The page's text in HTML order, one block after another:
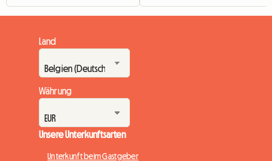
Land
Währung
Unsere Unterkunftsarten
Unterkunft beim Gastgeber